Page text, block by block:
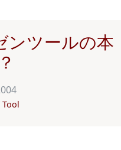
ンツールの本
Tool